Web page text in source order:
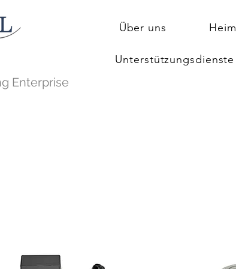
Über uns Heim
Unterstützungsdienste
Enterprise